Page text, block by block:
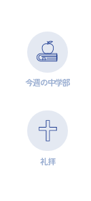
今週の中学部
礼拝